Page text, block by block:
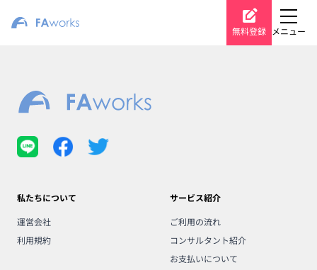
無料登録 メニュー
私たちについて
運営会社
利用規約
サービス紹介
ご利用の流れ
コンサルタント紹介
お支払いについて